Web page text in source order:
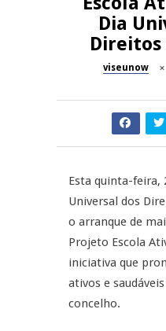
Now Opinião – Manuela
Antunes: Problemas nos
Exames Nacionais
Tradidanças em São Pedro do
A Juiz Esclarece – Medidas a
executar no meio natural de
vida (II)
Inauguração Loja do Cidadão
S.J. Pesqueira
Barrelas Summer Fest em Vila
Nova de Paiva
Dia
Direitos
viseunow
Esta quinta-feira,
Universal dos
o arranque de
Projeto Escola
iniciativa que
ativos e
concelho.